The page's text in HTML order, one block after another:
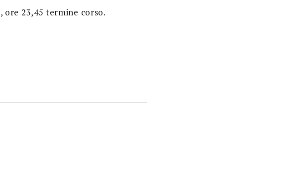
ore 23,45 termine corso.